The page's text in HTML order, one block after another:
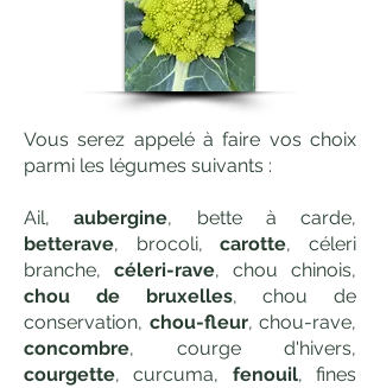
Vous serez appelé à faire vos choix
parmi les légumes suivants :
Ail,aubergine, bette à carde,
betterave, brocoli,carotte, céleri
branche, céleri-rave, chou chinois,
chou de bruxelles, chou de
conservation, chou-fleur, chou-rave,
concombre, courge d'hivers,
courgette, curcuma, fenouil, fines